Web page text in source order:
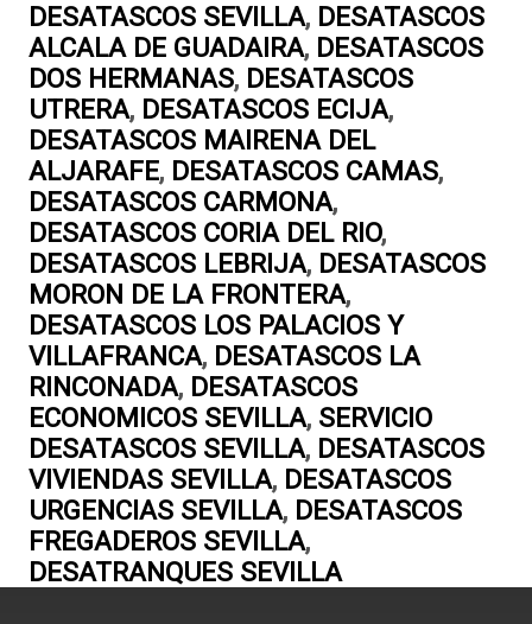
DESATASCOS SEVILLA, DESATASCOS
ALCALA DE GUADAIRA, DESATASCOS
DOS HERMANAS, DESATASCOS
UTRERA, DESATASCOS ECIJA,
DESATASCOS MAIRENA DEL
ALJARAFE, DESATASCOS CAMAS,
DESATASCOS CARMONA,
DESATASCOS CORIA DEL RIO,
DESATASCOS LEBRIJA, DESATASCOS
MORON DE LA FRONTERA,
DESATASCOS LOS PALACIOS Y
VILLAFRANCA, DESATASCOS LA
RINCONADA, DESATASCOS
ECONOMICOS SEVILLA, SERVICIO
DESATASCOS SEVILLA, DESATASCOS
VIVIENDAS SEVILLA, DESATASCOS
URGENCIAS SEVILLA, DESATASCOS
FREGADEROS SEVILLA,
DESATRANQUES SEVILLA